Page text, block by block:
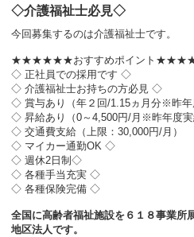
◇介護福祉士必見◇
今回募集するのは介護福祉士です。
★★★★★★おすすめポイント
◇ 正社員での採用です ◇
◇ 介護福祉士お持ちの方必見 ◇
◇ 賞与あり（年２回/1.15ヵ月分※昨
◇ 昇給あり（0～4,500円/月※昨年度
◇ 交通費支給（上限：30,000円/月）
◇ マイカー通勤OK ◇
◇ 週休2日制◇
◇ 各種手当充実 ◇
◇ 各種保険完備 ◇
全国に高齢者福祉施設を６１８事業所
地区法人です。